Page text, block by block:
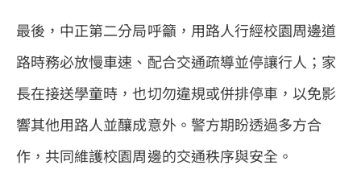
最後，中正第二分局呼籲，用路人行經校園周邊道
路時務必放慢車速、配合交通疏導並停讓行人；家
長在接送學童時，也切勿違規或併排停車，以免影
響其他用路人並釀成意外。警方期盼透過多方合
作，共同維護校園周邊的交通秩序與安全。